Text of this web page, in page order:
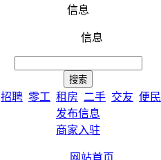
信息
信息
招聘 零工 租房 二手 交友 便民
发布信息
商家入驻
网站首页